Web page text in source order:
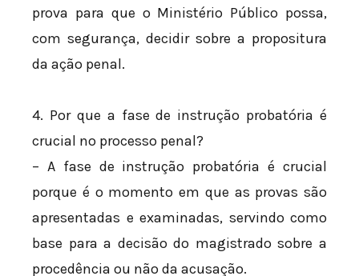
prova para que o Ministério Público possa,
com segurança, decidir sobre a propositura
da ação penal.
4. Por que a fase de instrução probatória é
crucial no processo penal?
– A fase de instrução probatória é crucial
porque é o momento em que as provas são
apresentadas e examinadas, servindo como
base para a decisão do magistrado sobre a
procedência ou não da acusação.